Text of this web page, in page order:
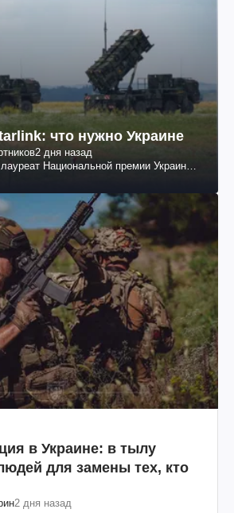
что нужно Украине
2 дня назад
Национальной премии Украины
в Украине: в тылу
для замены тех, кто
2 дня назад